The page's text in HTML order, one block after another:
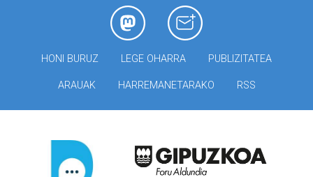
HONI BURUZ LEGE OHARRA PUBLIZITATEA
ARAUAK HARREMANETARAKO RSS